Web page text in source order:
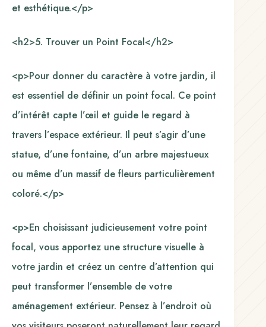
et esthétique.</p>
<h2>5. Trouver un Point Focal</h2>
<p>Pour donner du caractère à votre jardin, il
est essentiel de définir un point focal. Ce point
d’intérêt capte l’œil et guide le regard à
travers l’espace extérieur. Il peut s’agir d’une
statue, d’une fontaine, d’un arbre majestueux
ou même d’un massif de fleurs particulièrement
coloré.</p>
<p>En choisissant judicieusement votre point
focal, vous apportez une structure visuelle à
votre jardin et créez un centre d’attention qui
peut transformer l’ensemble de votre
aménagement extérieur. Pensez à l’endroit où